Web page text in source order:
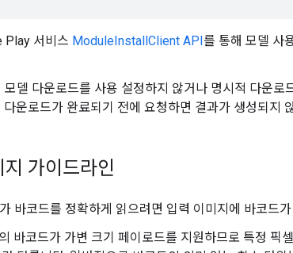
Play 서비스 ModuleInstallClient API를 통해 모델 사
모델 다운로드를 사용 설정하지 않거나 명시적 다운
. 다운로드가 완료되기 전에 요청하면 결과가 생성되지
지 가이드라인
가 바코드를 정확하게 읽으려면 입력 이미지에 바코드
의 바코드가 가변 크기 페이로드를 지원하므로 특정